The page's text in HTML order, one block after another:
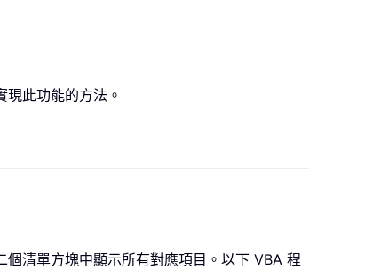
此功能的方法。
清單方塊中顯示所有對應項目。以下 VBA 程